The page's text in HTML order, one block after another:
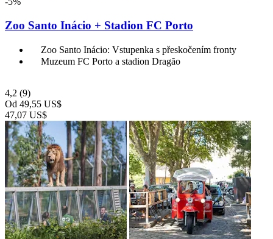
Zoo Santo Inácio + Stadion FC Porto
Zoo Santo Inácio: Vstupenka s přeskočením fronty
Muzeum FC Porto a stadion Dragão
4,2 (9)
Od 49,55 US$
47,07 US$